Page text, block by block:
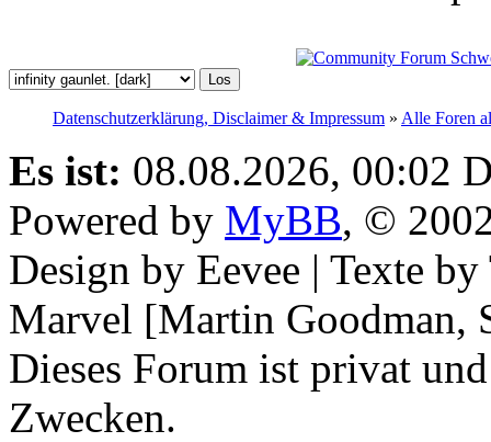
Datenschutzerklärung, Disclaimer & Impressum » Alle Foren
Es ist: 08.08.2026, 00:02
Powered by MyBB, ©
Design by Eevee | Texte
Marvel [Martin Goodman,
Dieses Forum ist privat
Zwecken.